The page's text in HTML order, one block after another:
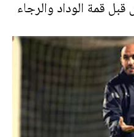
قمة الوداد والرجاء